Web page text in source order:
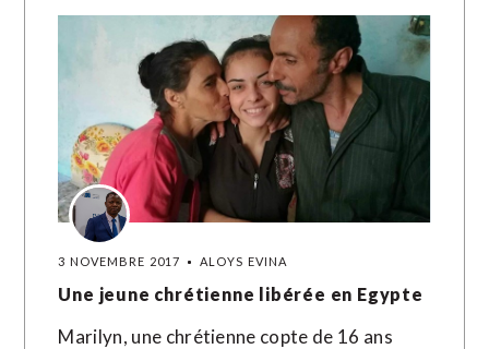
3 NOVEMBRE 2017 ALOYS EVINA
Une jeune chrétienne libérée en Egypte
Marilyn, une chrétienne copte de 16 ans